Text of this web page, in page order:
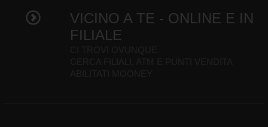
VICINO A TE - ONLINE E IN
FILIALE